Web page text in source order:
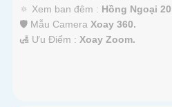
🔅 Xem ban đêm : Hồng Ngoại
🛡 Mẫu Camera Xoay 360.
️🛃 Ưu Điểm : Xoay Zoom.